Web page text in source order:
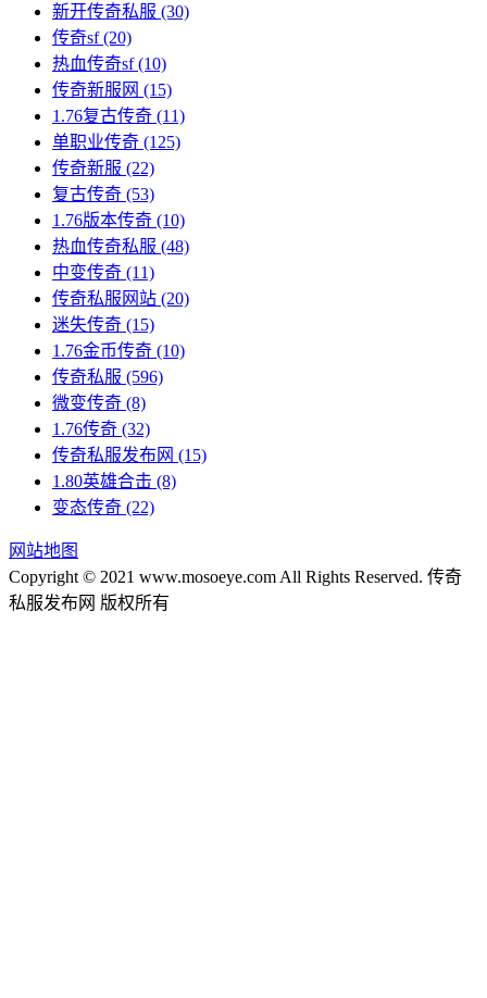
新开传奇私服 (30)
传奇sf(20)
热血传奇sf(10)
传奇新服网 (15)
1.76复古传奇 (11)
单职业传奇 (125)
传奇新服 (22)
复古传奇 (53)
1.76版本传奇 (10)
热血传奇私服 (48)
中变传奇 (11)
传奇私服网站 (20)
迷失传奇 (15)
1.76金币传奇 (10)
传奇私服 (596)
微变传奇 (8)
1.76传奇 (32)
传奇私服发布网 (15)
1.80英雄合击 (8)
变态传奇 (22)
网站地图
Copyright © 2021 www.mosoeye.com All Rights Reserved. 传奇
私服发布网 版权所有